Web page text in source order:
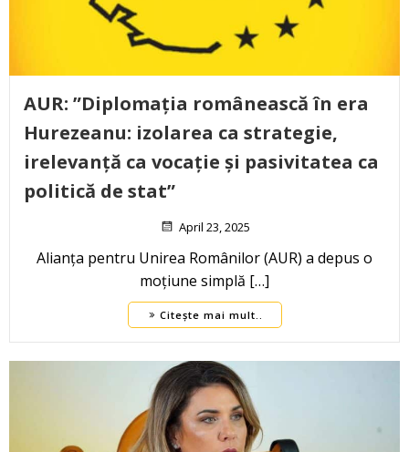
AUR: ”Diplomația românească în era
Hurezeanu: izolarea ca strategie,
irelevanță ca vocație și pasivitatea ca
politică de stat”
April 23, 2025
Alianța pentru Unirea Românilor (AUR) a depus o
moțiune simplă […]
Citește mai mult..